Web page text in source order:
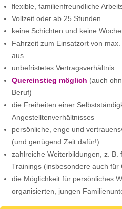
flexible, familienfreundliche
Vollzeit oder ab 25 Stunden
keine Schichten und keine
Fahrzeit zum Einsatzort von
aus
unbefristetes Vertragsverhältnis
Quereinstieg möglich (auch
Beruf)
die Freiheiten einer
Angestelltenverhältnisses
persönliche, enge und
(und genügend Zeit dafür!)
zahlreiche Weiterbildungen, z. B.
Trainings (insbesondere auch für
die Möglichkeit für persönliches
organisierten, jungen